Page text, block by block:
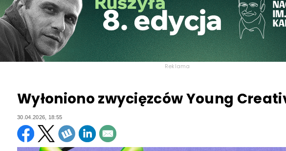
Reklama
Wyłoniono zwycięzców Young
30.04.2026, 18:55